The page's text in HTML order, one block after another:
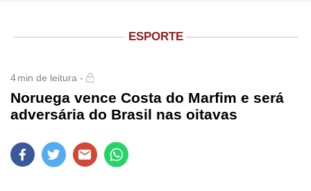
ESPORTE
4min de leitura -
Noruega vence Costa do Marfim e será
adversária do Brasil nas oitavas